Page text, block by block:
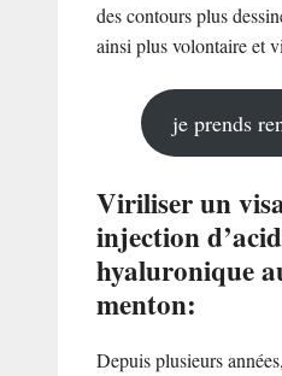
des contours plus
ainsi plus volontaire et
je prends
Viriliser un
injection
hyaluronique
menton:
Depuis plusieurs